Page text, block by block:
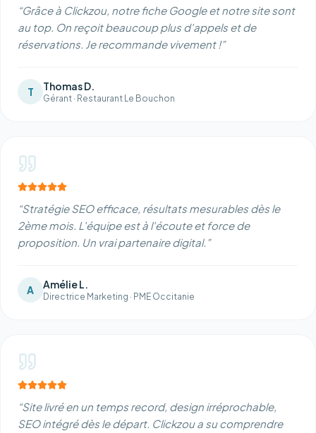
“Grâce à Clickzou, notre fiche Google et notre site sont
au top. On reçoit beaucoup plus d'appels et de
réservations. Je recommande vivement !”
T Thomas D.
Gérant · Restaurant Le Bouchon
“Stratégie SEO efficace, résultats mesurables dès le
2ème mois. L'équipe est à l'écoute et force de
proposition. Un vrai partenaire digital. ”
A Amélie L.
Directrice Marketing · PME Occitanie
“Site livré en un temps record, design irréprochable,
SEO intégré dès le départ. Clickzou a su comprendre